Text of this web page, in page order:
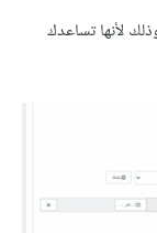
لأنها تساعدك